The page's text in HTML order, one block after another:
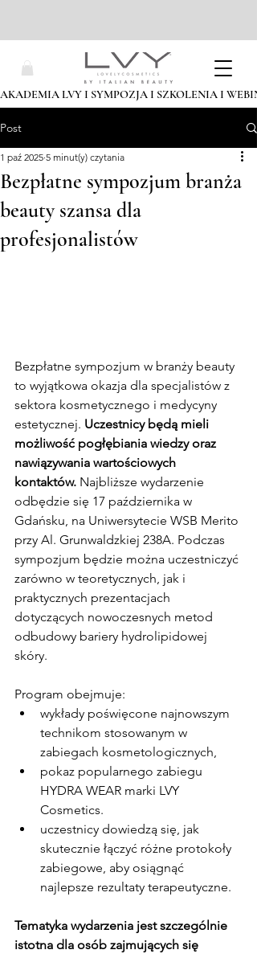
AKADEMIA LVY I SYMPOZJA I SZKOLENIA I
Post
Bezpłatne sympozjum branża
beauty szansa dla
profesjonalistów
1 paź 2025 5 minut(y) czytania
Bezpłatne sympozjum w branży beauty
to wyjątkowa okazja dla specjalistów z
sektora kosmetycznego i medycyny
estetycznej. Uczestnicy będą mieli
możliwość pogłębiania wiedzy oraz
nawiązywania wartościowych
kontaktów. Najbliższe wydarzenie
odbędzie się 17 października w
Gdańsku, na Uniwersytecie WSB Merito
przy Al. Grunwaldzkiej 238A. Podczas
sympozjum będzie można uczestniczyć
zarówno w teoretycznych, jak i
praktycznych prezentacjach
dotyczących nowoczesnych metod
odbudowy bariery hydrolipidowej
skóry.
Program obejmuje:
wykłady poświęcone najnowszym
technikom stosowanym w
zabiegach kosmetologicznych,
pokaz popularnego zabiegu
HYDRA WEAR marki LVY
Cosmetics.
uczestnicy dowiedzą się, jak
skutecznie łączyć różne protokoły
zabiegowe, aby osiągnąć
najlepsze rezultaty terapeutyczne.
Tematyka wydarzenia jest szczególnie
istotna dla osób zajmujących się